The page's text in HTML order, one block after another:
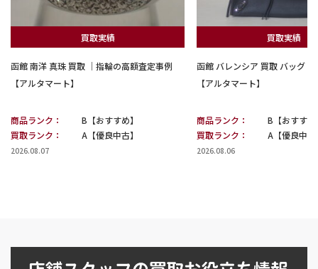
買取実績
函館 南洋 真珠 買取 ｜指輪の高額査定事例
【アルタマート】
商品ランク：
B【おすすめ】
買取ランク：
A【優良中古】
2026.08.07
買取実績
函館 バレンシア 買取 バッグ｜
【アルタマート】
商品ランク：
B【おすすめ
買取ランク：
A【優良中古
2026.08.06